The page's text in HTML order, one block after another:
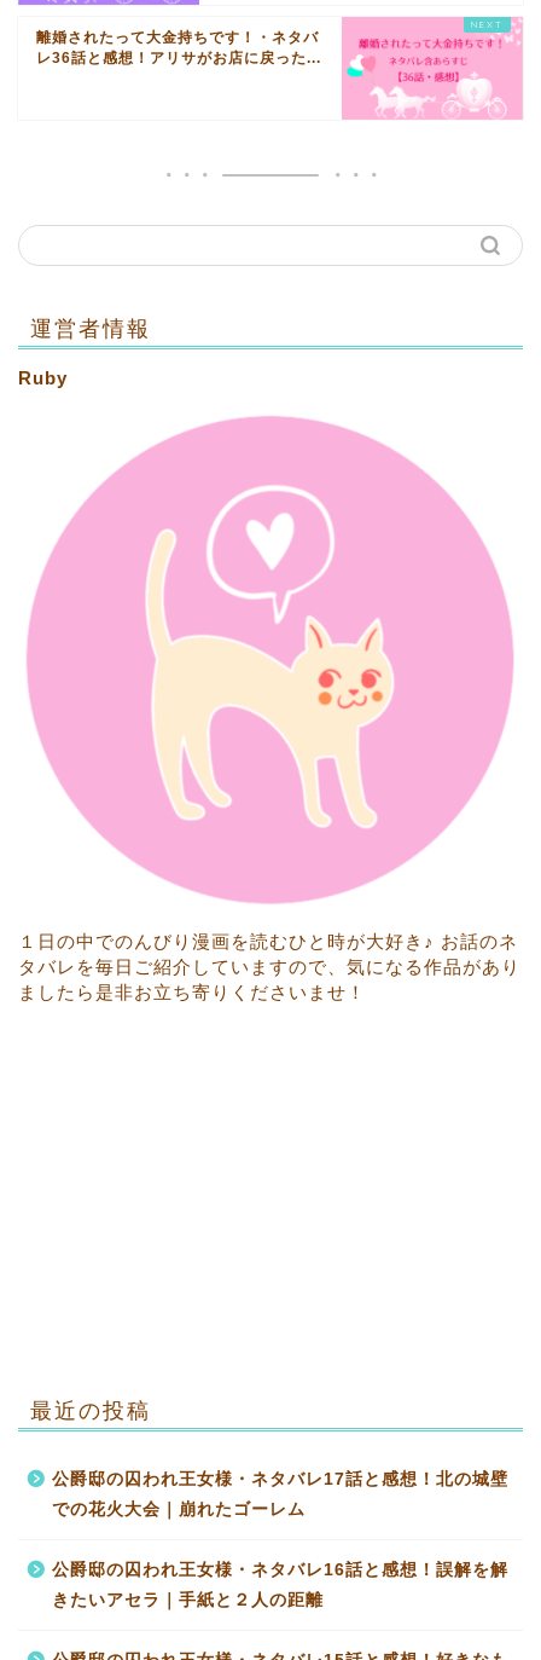
離婚されたって大金持ちです！・ネタバ
レ36話と感想！アリサがお店に戻った...
運営者情報
Ruby
１日の中でのんびり漫画を読むひと時が大好き♪ お話のネ
タバレを毎日ご紹介していますので、気になる作品があり
ましたら是非お立ち寄りくださいませ！
最近の投稿
公爵邸の囚われ王女様・ネタバレ17話と感想！北の城壁
での花火大会｜崩れたゴーレム
公爵邸の囚われ王女様・ネタバレ16話と感想！誤解を解
きたいアセラ｜手紙と２人の距離